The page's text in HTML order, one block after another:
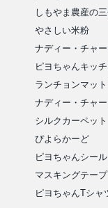
しもやま農産の
やさしい米粉
ナディー・チャー
ピヨちゃんキッ
ランチョンマッ
ナディー・チャ
シルクカーペット
ぴよらかーど
ピヨちゃんシール
マスキングテープ
ピヨちゃんTシャ